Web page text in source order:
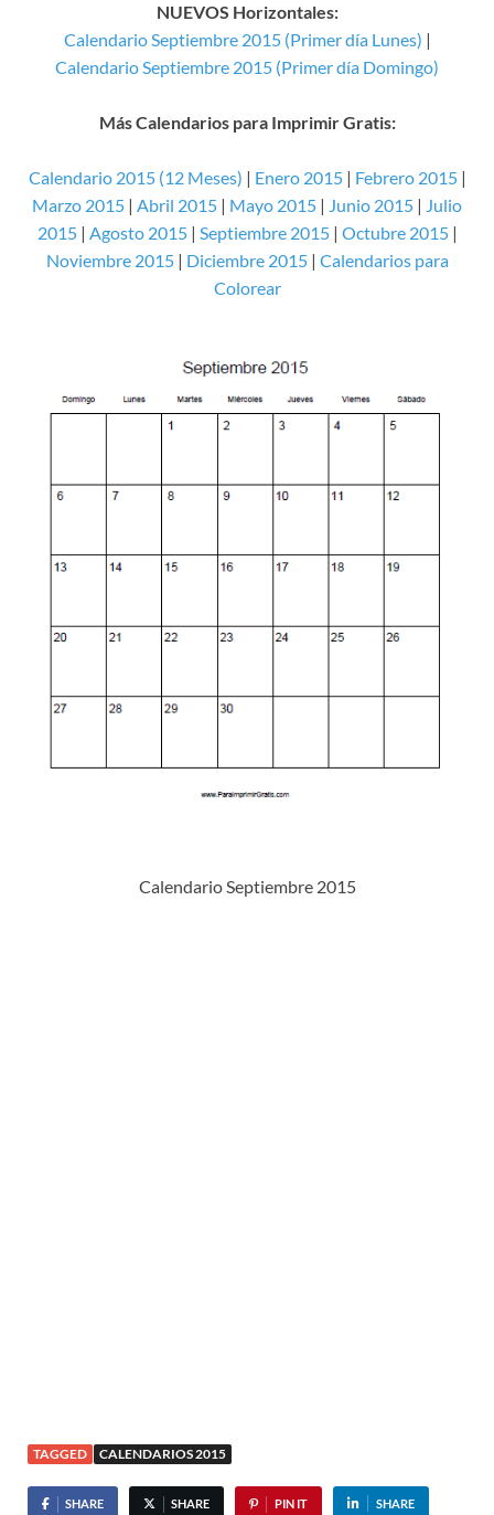
NUEVOS Horizontales:
Calendario Septiembre 2015 (Primer día Lunes) |
Calendario Septiembre 2015 (Primer día Domingo)
Más Calendarios para Imprimir Gratis:
Calendario 2015 (12 Meses) | Enero 2015| Febrero 2015|
Marzo 2015 | Abril 2015 | Mayo 2015 | Junio 2015 | Julio
2015| Agosto 2015| Septiembre 2015| Octubre 2015|
Noviembre 2015| Diciembre 2015| Calendarios para
Colorear
Calendario Septiembre 2015
TAGGED CALENDARIOS 2015
SHARE SHARE PIN IT SHARE